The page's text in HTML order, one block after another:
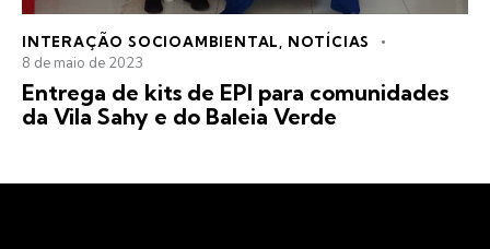
INTERAÇÃO SOCIOAMBIENTAL NOTÍCIAS
8 de maio de 2023
Entrega de kits de EPI para comunidades
da Vila Sahy e do Baleia Verde